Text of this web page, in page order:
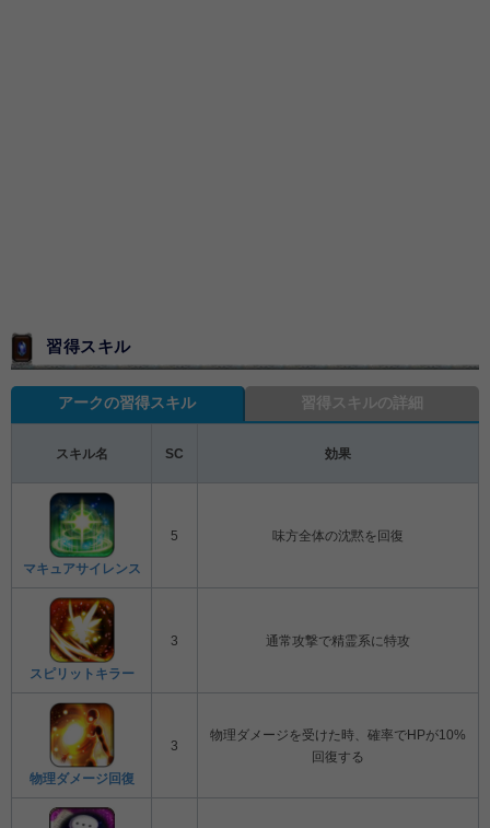
習得スキル
アークの習得スキル 習得スキルの詳細
スキル名 SC 効果
マキュアサイレンス
5 味方全体の沈黙を回復
スピリットキラー
3 通常攻撃で精霊系に特攻
物理ダメージ回復
3
物理ダメージを受けた時、確率でHPが10%
回復する